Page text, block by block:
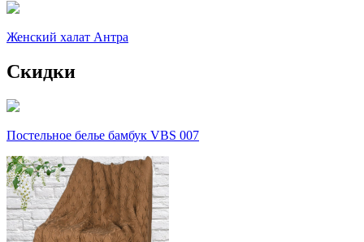
Женский халат Антра
Скидки
Постельное белье бамбук VBS 007